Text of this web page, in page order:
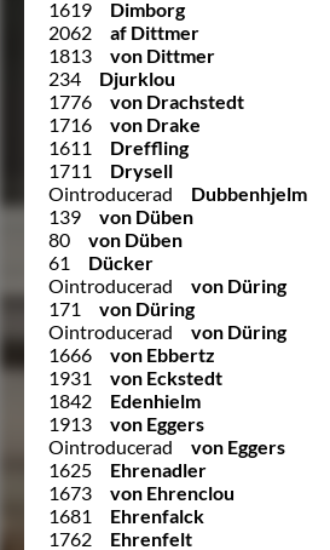
1619
Dimborg
2062
af Dittmer
1813
von Dittmer
234
Djurklou
1776
von Drachstedt
1716
von Drake
1611
Dreffling
1711
Drysell
Ointroducerad
Dubbenhjelm
139
von Düben
80
von Düben
61
Dücker
Ointroducerad
von Düring
171
von Düring
Ointroducerad
von Düring
1666
von Ebbertz
1931
von Eckstedt
1842
Edenhielm
1913
von Eggers
Ointroducerad
von Eggers
1625
Ehrenadler
1673
von Ehrenclou
1681
Ehrenfalck
1762
Ehrenfelt